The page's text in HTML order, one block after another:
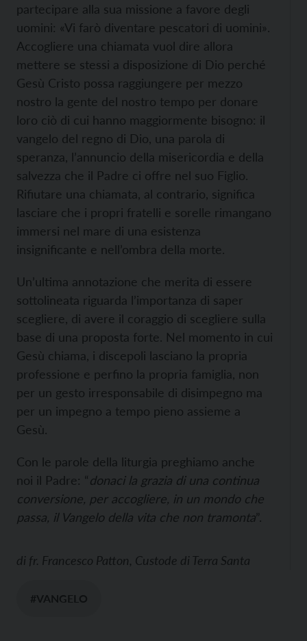
partecipare alla sua missione a favore degli
uomini: «Vi farò diventare pescatori di uomini».
Accogliere una chiamata vuol dire allora
mettere se stessi a disposizione di Dio perché
Gesù Cristo possa raggiungere per mezzo
nostro la gente del nostro tempo per donare
loro ciò di cui hanno maggiormente bisogno: il
vangelo del regno di Dio, una parola di
speranza, l’annuncio della misericordia e della
salvezza che il Padre ci offre nel suo Figlio.
Rifiutare una chiamata, al contrario, significa
lasciare che i propri fratelli e sorelle rimangano
immersi nel mare di una esistenza
insignificante e nell’ombra della morte.
Un’ultima annotazione che merita di essere
sottolineata riguarda l’importanza di saper
scegliere, di avere il coraggio di scegliere sulla
base di una proposta forte. Nel momento in cui
Gesù chiama, i discepoli lasciano la propria
professione e perfino la propria famiglia, non
per un gesto irresponsabile di disimpegno ma
per un impegno a tempo pieno assieme a
Gesù.
Con le parole della liturgia preghiamo anche
noi il Padre: “donaci la grazia di una continua
conversione, per accogliere, in un mondo che
passa, il Vangelo della vita che non tramonta”.
di fr. Francesco Patton, Custode di Terra Santa
#VANGELO